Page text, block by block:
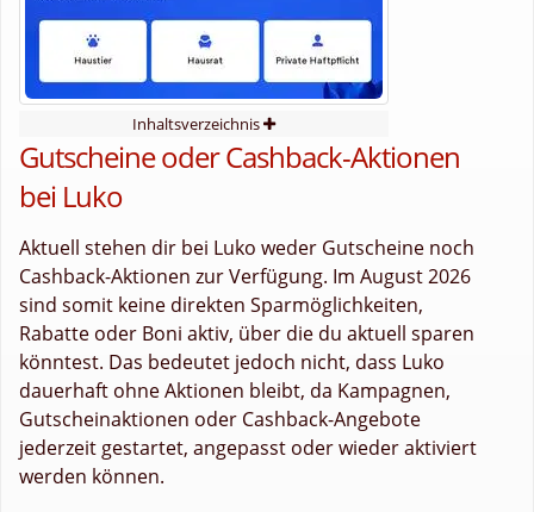
Inhaltsverzeichnis
Gutscheine oder Cashback-Aktionen
bei Luko
Aktuell stehen dir bei Luko weder Gutscheine noch
Cashback-Aktionen zur Verfügung. Im August 2026
sind somit keine direkten Sparmöglichkeiten,
Rabatte oder Boni aktiv, über die du aktuell sparen
könntest. Das bedeutet jedoch nicht, dass Luko
dauerhaft ohne Aktionen bleibt, da Kampagnen,
Gutscheinaktionen oder Cashback-Angebote
jederzeit gestartet, angepasst oder wieder aktiviert
werden können.